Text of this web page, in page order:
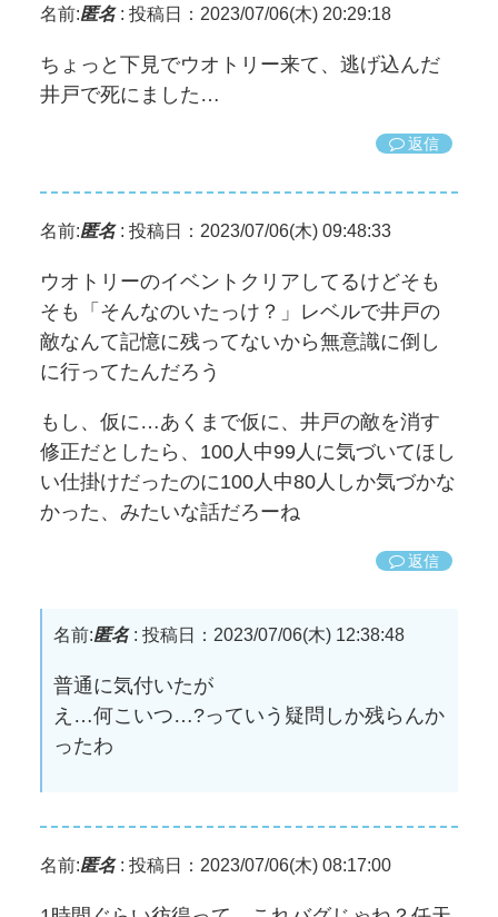
名前:匿名: 投稿日：2023/07/06(木) 20:29:18
ちょっと下見でウオトリー来て、逃げ込んだ
井戸で死にました…
返信
名前:匿名: 投稿日：2023/07/06(木) 09:48:33
ウオトリーのイベントクリアしてるけどそも
そも「そんなのいたっけ？」レベルで井戸の
敵なんて記憶に残ってないから無意識に倒し
に行ってたんだろう
もし、仮に…あくまで仮に、井戸の敵を消す
修正だとしたら、100人中99人に気づいてほし
い仕掛けだったのに100人中80人しか気づかな
かった、みたいな話だろーね
返信
名前:匿名: 投稿日：2023/07/06(木) 12:38:48
普通に気付いたが
え…何こいつ…?っていう疑問しか残らんか
ったわ
名前:匿名: 投稿日：2023/07/06(木) 08:17:00